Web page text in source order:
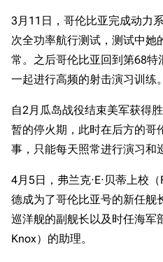
3月11日，哥伦比亚完成动力
次全功率航行测试，测试中她
常。之后哥伦比亚回到第68
一起进行高频的射击演习训练。
自2月瓜岛战役结束美军获得
暂的停火期，此时在后方的哥
事，只能每天照常进行演习和
4月5日，弗兰克·E·贝蒂上校
德成为了哥伦比亚号的新任舰
巡洋舰的副舰长以及时任海军
Knox）的助理。